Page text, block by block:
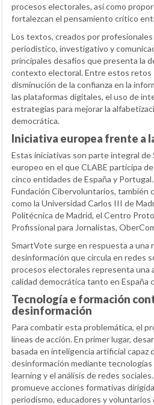
procesos electorales, así como
fortalezcan el pensamiento crítico
Los textos, creados por
periodístico, investigativo y
principales desafíos que presenta la
contexto electoral. Entre estos retos
disminución de la confianza en la
las plataformas digitales, el uso de
estrategias para mejorar la
democrática.
Iniciativa europea frente a
Estas iniciativas son parte integral
europeo en el que CLABE participa
cinco entidades de España y
Fundación Cibervoluntarios, también
como la Universidad Carlos III de
Politécnica de Madrid, el Centro
Profissional para Jornalistas,
SmartVote surge en respuesta a una
desinformación que circula en redes
procesos electorales representa una
calidad democrática tanto en España
Tecnología e formación
desinformación
Para combatir esta problemática, el
líneas de acción. En primer lugar,
basada en inteligencia artificial
desinformación mediante tecnologías
learning y el análisis de redes
promueve acciones formativas
periodismo, educadores y